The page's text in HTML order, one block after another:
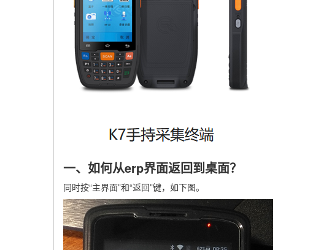
一、如何从erp界面返回到桌面？
同时按“主界面”和“返回”键，如下图。